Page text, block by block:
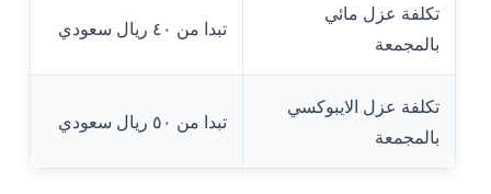
تكلفة عزل مائي
بالمجمعة
تبدا من ٤٠ ريال سعودي
تكلفة عزل الايبوكسي
بالمجمعة
تبدا من ٥٠ ريال سعودي